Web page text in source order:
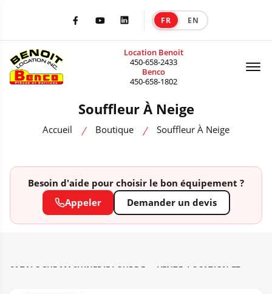
FacebookYoutubeLinkedIn FR EN
Location Benoit
450-658-2433
Benco
450-658-1802
Souffleur À Neige
Accueil Boutique Souffleur À Neige
Besoin d'aide pour choisir le bon équipement ?
Appeler
Demander un devis
CATALOGUE MACHINERIE LOURDE — VENTE, LOCATION ET